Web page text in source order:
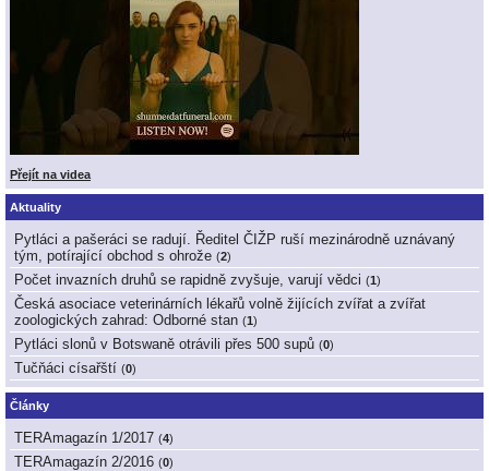
Přejít na videa
Aktuality
Pytláci a pašeráci se radují. Ředitel ČIŽP ruší mezinárodně uznávaný
tým, potírající obchod s ohrože (2)
Počet invazních druhů se rapidně zvyšuje, varují vědci (1)
Česká asociace veterinárních lékařů volně žijících zvířat a zvířat
zoologických zahrad: Odborné stan (1)
Pytláci slonů v Botswaně otrávili přes 500 supů (0)
Tučňáci císařští (0)
Články
TERAmagazín 1/2017 (4)
TERAmagazín 2/2016 (0)